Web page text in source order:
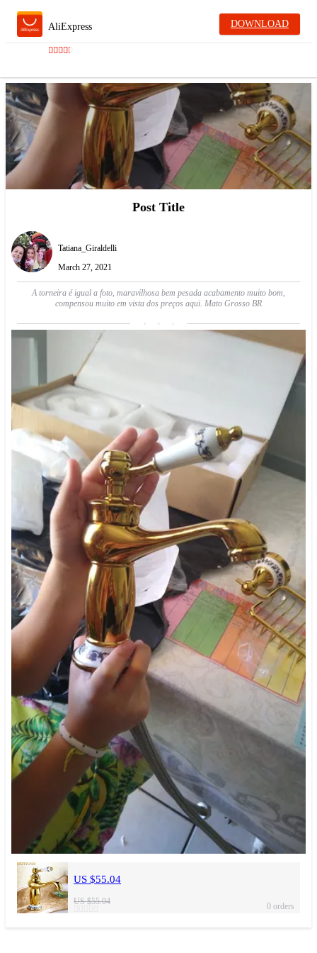
AliExpress DOWNLOAD
Post Title
Tatiana_Giraldelli
March 27, 2021
A torneira é igual a foto, maravilhosa bem pesada acabamento muito bom,
compensou muito em vista dos preços aqui. Mato Grosso BR
US $55.04
US $55.04 0 orders